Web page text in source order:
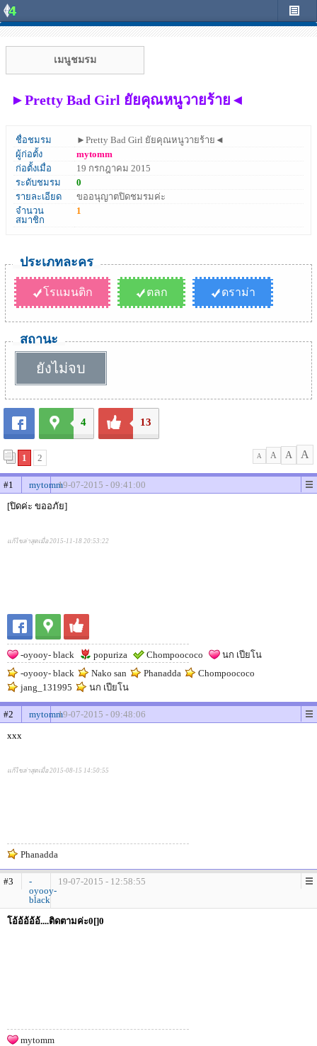
เมนูชมรม
►Pretty Bad Girl ยัยคุณหนูวายร้าย◄
ชื่อชมรม
►Pretty Bad Girl ยัยคุณหนูวายร้าย◄
ผู้ก่อตั้ง
mytomm
ก่อตั้งเมื่อ
19 กรกฎาคม 2015
ระดับชมรม
0
รายละเอียด
ขออนุญาตปิดชมรมค่ะ
จำนวน
สมาชิก
1
ประเภทละคร
โรแมนติก ตลก ดราม่า
สถานะ
ยังไม่จบ
4 13
1 2 A A A A
#1 mytomm19-07-2015 - 09:41:00
[ปิดค่ะ ขออภัย]
แก้ไขล่าสุดเมื่อ 2015-11-18 20:53:22
-oyooy- black popuriza Chompoococo
นก เปียโน
-oyooy- black
Nako san Phanadda
Chompoococo
jang_131995
นก เปียโน
#2 mytomm19-07-2015 - 09:48:06
xxx
แก้ไขล่าสุดเมื่อ 2015-08-15 14:50:55
Phanadda
#3
-
oyooy-
black
19-07-2015 - 12:58:55
โอ้อ้อ้อ้อ้....ติดตามค่ะ0[]0
mytomm